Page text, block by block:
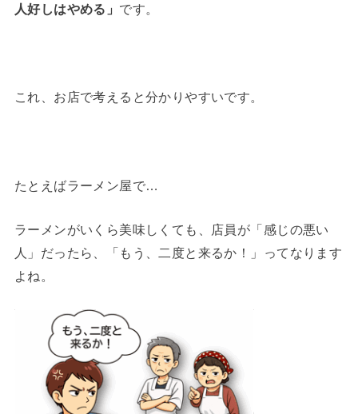
人好しはやめる」 です。
これ、お店で考えると分かりやすいです。
たとえばラーメン屋で…
ラーメンがいくら美味しくても、店員が「感じの悪い
人」だったら、「もう、二度と来るか！」ってなります
よね。